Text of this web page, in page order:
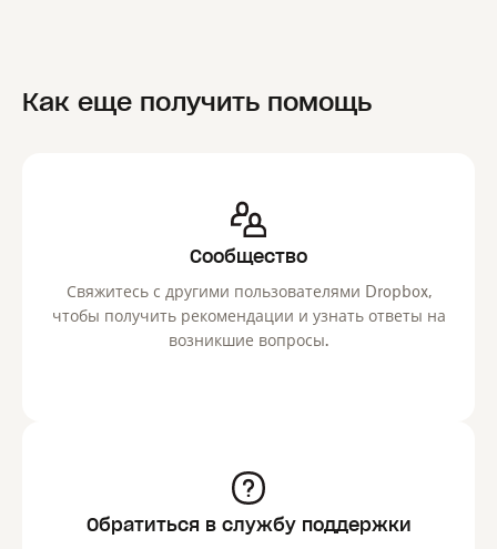
Как еще получить помощь
Сообщество
Свяжитесь с другими пользователями Dropbox,
чтобы получить рекомендации и узнать ответы на
возникшие вопросы.
Обратиться в службу поддержки